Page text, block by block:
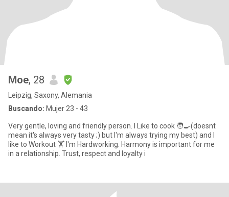
Moe, 28
Leipzig, Saxony, Alemania
Buscando: Mujer 23 - 43
Very gentle, loving and friendly person. I Like to cook 🧑‍🍳(doesnt
mean it's always very tasty ;) but I'm always trying my best) and I
like to Workout 🏋️ I'm Hardworking. Harmony is important for me
in a relationship. Trust, respect and loyalty i